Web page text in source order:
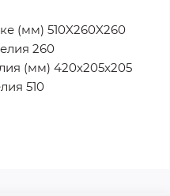
(мм) 510X260X260
260
(мм) 420x205x205
510